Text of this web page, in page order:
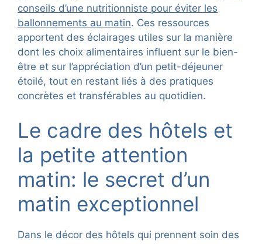
conseils d’une nutritionniste pour éviter les
ballonnements au matin. Ces ressources
apportent des éclairages utiles sur la manière
dont les choix alimentaires influent sur le bien-
être et sur l’appréciation d’un petit-déjeuner
étoilé, tout en restant liés à des pratiques
concrètes et transférables au quotidien.
Le cadre des hôtels et
la petite attention
matin: le secret d’un
matin exceptionnel
Dans le décor des hôtels qui prennent soin des